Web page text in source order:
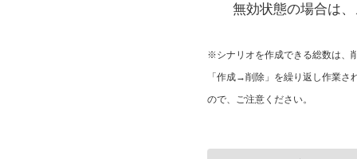
無効状態の場合は
※シナリオを作成できる総数は、
「作成→削除」を繰り返し作業さ
ので、ご注意ください。